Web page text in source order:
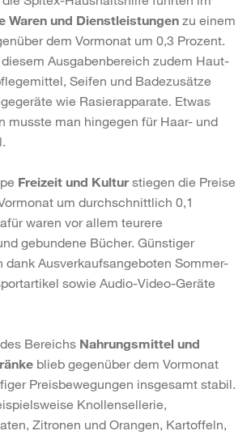
Waren und Dienstleistungen zu einem
dem Vormonat um 0,3 Prozent.
Ausgabenbereich zudem Haut-
Seifen und Badezusätze
wie Rasierapparate. Etwas
musste man hingegen für Haar- und
Freizeit und Kulturstiegen die Preise
um durchschnittlich 0,1
waren vor allem teurere
gebundene Bücher. Günstiger
dank Ausverkaufsangeboten Sommer-
sowie Audio-Video-Geräte
Bereichs Nahrungsmittel und
blieb gegenüber dem Vormonat
Preisbewegungen insgesamt stabil.
Knollensellerie,
Zitronen und Orangen, Kartoffeln,